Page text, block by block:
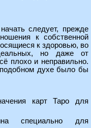
следует, прежде
к собственной
к здоровью, во
но даже от
плохо и неправильно.
духе было бы
карт Таро для
специально для